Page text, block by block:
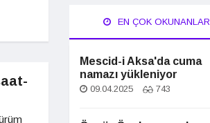
EN ÇOK
Mescid-i Aksa'da cuma
namazı yükleniyor
09.04.2025 743